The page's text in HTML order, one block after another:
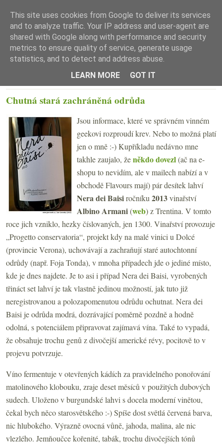
☰ Menu
Chutná stará zachráněná odrůda
Jsou informace, které ve správném vinném
geekovi rozproudí krev. Nebo to možná platí
jen o mně :-) Kupříkladu nedávno mne
takhle zaujalo, ženěkdo dovezl(ač na e-
shopu to nevidím, ale v mailech nabízí a v
obchodě Flavours mají) pár desítek lahví
Nera dei Baisiročníku 2013vinařství
Albino Armani(web)z Trentina. V tomto
roce jich vzniklo, hezky číslovaných, jen 1300. Vinařství provozuje
„Progetto conservatoria“, projekt kdy na malé vinici u Dolcé
(provincie Verona), uchovávají a zachraňují staré autochtonní
odrůdy (např. Foja Tonda), v mnoha případech jde o jediné místo,
kde je dnes najdete. Je to asi i případ Nera dei Baisi, vyrobených
třináct set lahví je tak vlastně jedinou možností, jak tuto již
neregistrovanou a polozapomenutou odrůdu ochutnat. Nera dei
Baisi je odrůda modrá, dozrávající poměrně pozdně a hodně
odolná, s potenciálem připravovat zajímavá vína. Také to vypadá,
že obsahuje trochu genů z divočejší americké révy, pocitově to v
projevu potvrzuje.
Víno fermentuje v otevřených kádích za pravidelného ponořování
matolinového klobouku, zraje deset měsíců v použitých dubových
sudech. Uloženo v burgundské lahvi s docela moderní vinětou,
čekal bych něco starosvětského :-) Spíše dost světlá červená barva,
nic hlubokého. Výrazně ovocná vůně, jahoda, malina, ale nic
vlezlého. Jemňoučce kořenité, tabák, trochu divočejších tónů
This site uses cookies from Google to deliver its services
and to analyze traffic. Your IP address and user-agent are
shared with Google along with performance and security
metrics to ensure quality of service, generate usage
statistics, and to detect and address abuse.
LEARN MORE
GOT IT